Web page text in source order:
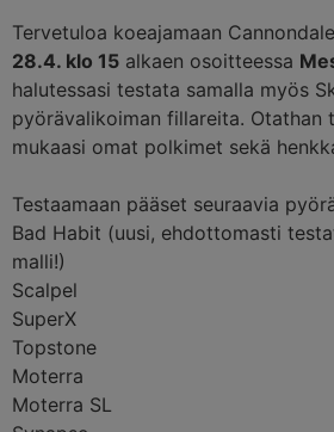
Tervetuloa koeajamaan
28.4. klo 15 alkaen osoitteessa
halutessasi testata samalla myös
pyörävalikoiman fillareita. Otathan
mukaasi omat polkimet sekä
Testaamaan pääset seuraavia
Bad Habit (uusi, ehdottomasti
malli!)
Scalpel
SuperX
Topstone
Moterra
Moterra SL